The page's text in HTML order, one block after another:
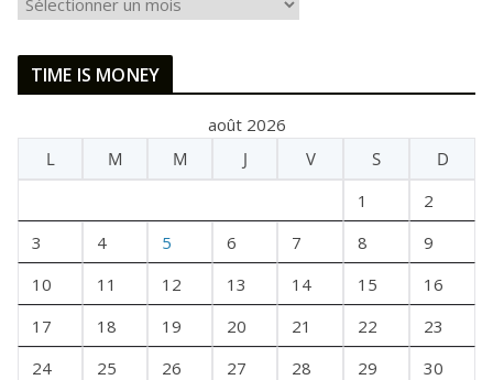
L
E
I
U
F
S
TIME IS MONEY
août 2026
L
M M J V S
D
1
2
3
4 5 6 7 8
9
10
11 12 13 14 15
16
17
18 19 20 21 22
23
24
25 26 27 28 29
30